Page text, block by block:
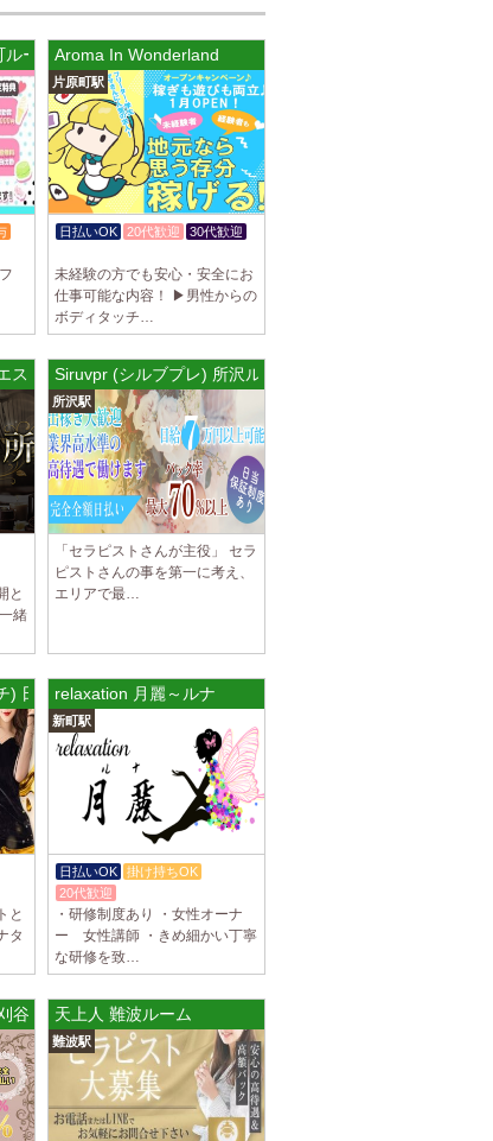
ム
高額報酬が稼げるだけでなく、高待
ております！ぜひご活用ください♪
ーム
高額報酬が稼げるだけでなく、高待
ております！ぜひご活用ください♪
プンニングセラピストさん大募集！
交通費支給あり 一緒に働いてくだ
ばな)
募集！！ 求人探しに苦労されている
講習制度を徹底しています。 セクハ
寺ルーム
集！ 「本気で稼ぎたい！」「もっと
谷ルーム
集！ 「本気で稼ぎたい！」「もっと
」 そんなあなたを全力でサポートし
歳烏山ルーム
集！ 「本気で稼ぎたい！」「もっと
」 そんなあなたを全力でサポートし
～
ストが不足しています！ 今後も新規
てくれるセラピストを大募集しま
ルームAroma In Wonderland
片原町駅
日払いOK 20代歓迎
30代歓迎
未経験の方でも安心・安全にお
仕事可能な内容！ ▶男性からの
ボディタッチ…
ス案内所
と
緒
Siruvpr (シルブプレ) 所沢ルーム
所沢駅
「セラピストさんが主役」 セラ
ピストさんの事を第一に考え、
エリアで最…
) 日本橋ルーム
と
タ
relaxation 月麗～ルナ
新町駅
日払いOK
掛け持ちOK
20代歓迎
・研修制度あり ・女性オーナ
ー 女性講師 ・きめ細かい丁寧
な研修を致…
谷ルーム天上人 難波ルーム
難波駅